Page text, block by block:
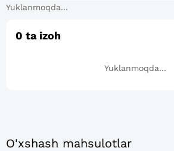
Yuklanmoqda...
0 ta izoh
Yuklanmoqda...
O'xshash mahsulotlar